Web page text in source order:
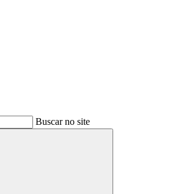
Buscar no site